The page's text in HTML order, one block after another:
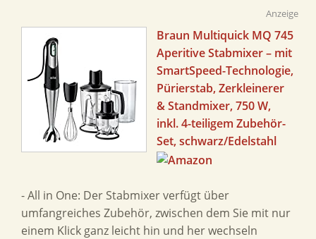
Anzeige
Braun Multiquick MQ 745
Aperitive Stabmixer – mit
SmartSpeed-Technologie,
Pürierstab, Zerkleinerer
& Standmixer, 750 W,
inkl. 4-teiligem Zubehör-
Set, schwarz/Edelstahl
- All in One: Der Stabmixer verfügt über
umfangreiches Zubehör, zwischen dem Sie mit nur
einem Klick ganz leicht hin und her wechseln